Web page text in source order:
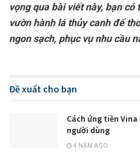
vọng qua bài viết này, bạn
vườn hành lá thủy canh để
ngon sạch, phục vụ nhu cầu
Đề xuất cho bạn
Cách ứng tiền
người dùng
4 NĂM AGO